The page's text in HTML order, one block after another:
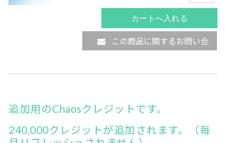
この商品に関するお問い合
追加用のChaosクレジットです。
240,000クレジットが追加されます。（毎